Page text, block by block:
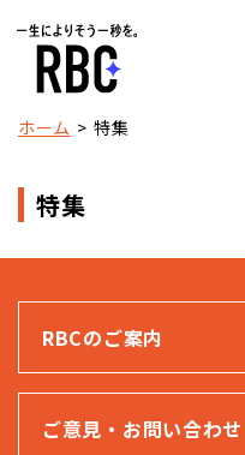
ホーム 特集
特集
RBCのご案内
ご意見・お問い合わせ